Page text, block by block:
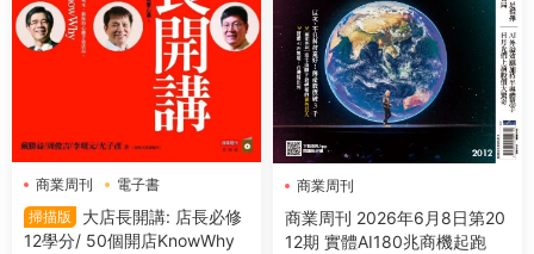
商業周刊
電子書
掃描版
大店長開講: 店長必修
12學分/ 50個開店KnowWhy
商業周刊
商業周刊 2026年6月8日第20
12期 實體AI180兆商機起跑